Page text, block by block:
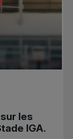
les
IGA.